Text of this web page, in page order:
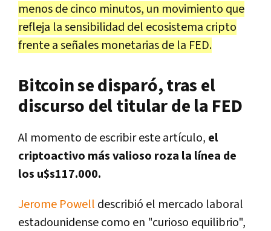
menos de cinco minutos, un movimiento que
refleja la sensibilidad del ecosistema cripto
frente a señales monetarias de la FED.
Bitcoin se disparó, tras el
discurso del titular de la FED
Al momento de escribir este artículo, el
criptoactivo más valioso roza la línea de
los u$s117.000.
Jerome Powell describió el mercado laboral
estadounidense como en "curioso equilibrio",